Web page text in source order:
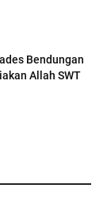
Bendungan
Allah SWT